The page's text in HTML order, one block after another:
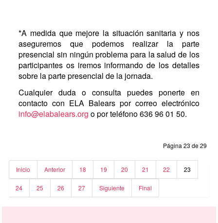
*A medida que mejore la situación sanitaria y nos
aseguremos que podemos realizar la parte
presencial sin ningún problema para la salud de los
participantes os iremos informando de los detalles
sobre la parte presencial de la jornada.
Cualquier duda o consulta puedes ponerte en
contacto con ELA Balears por correo electrónico
info@elabalears.org o por teléfono 636 96 01 50.
Página 23 de 29
Inicio Anterior 18 19 20 21 22 23
24 25 26 27 Siguiente Final